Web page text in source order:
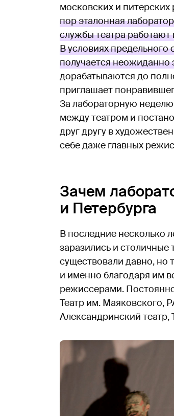
московских и
пор эталонная
службы театра работают
В условиях
получается неожиданно
дорабатываются до
приглашает
За лабораторную
между театром и
друг другу в
себе даже главных
Зачем
и Петербурга
В последние несколько
заразились и столичные
существовали давно, но
и именно благодаря им
режиссерами.
Театр им. Маяковского,
Александринский театр,